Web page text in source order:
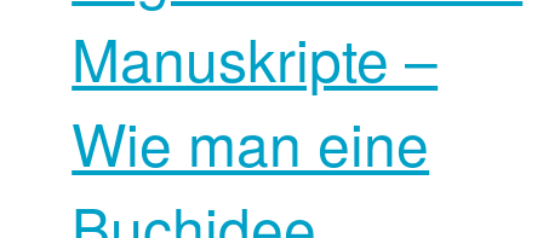
Manuskripte –
Wie man eine